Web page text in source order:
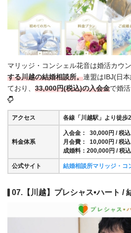
マリッジ・コンシェル花音は婚活カウ
する川越の結婚相談所。連盟はIBJ(日
ており、 33,000円(税込)の入会金で婚
アクセス 各線「川越駅」より徒歩
料金体系
入会金： 30,000円 / 税
月会費： 10,000円 / 税
成婚料：200,000円 / 税
公式サイト 結婚相談所マリッジ・コ
07.【川越】プレシャス•ハート /